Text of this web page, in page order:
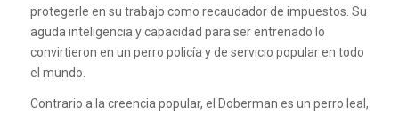
protegerle en su trabajo como recaudador de impuestos. Su
aguda inteligencia y capacidad para ser entrenado lo
convirtieron en un perro policía y de servicio popular en todo
el mundo.
Contrario a la creencia popular, el Doberman es un perro leal,